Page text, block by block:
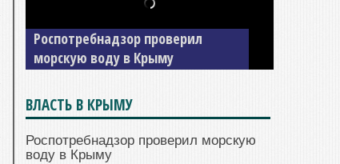
автомобиль — накопил долги по
штрафам ГИБДД
ВЛАСТЬ В КРЫМУ
Роспотребнадзор проверил морскую
воду в Крыму